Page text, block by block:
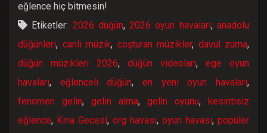
eğlence hiç bitmesin!
Etiketler: 2026 düğün,2026 oyun havaları,anadolu
düğünleri, canlı müzik, coşturan müzikler, davul zurna,
düğün müzikleri 2026, düğün videoları, ege oyun
havaları, eğlenceli düğün,en yeni oyun havaları,
fenomen gelin, gelin alma, gelin oyunu, kesintisiz
eğlence, Kına Gecesi, org havası, oyun havası, popüler